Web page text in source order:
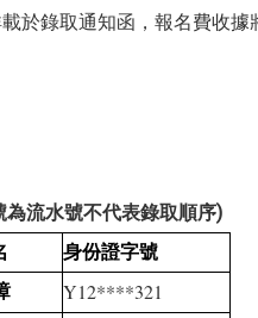
於錄取通知函，報名費收據
流水號不代表錄取順序)
身份證字號
Y12****321